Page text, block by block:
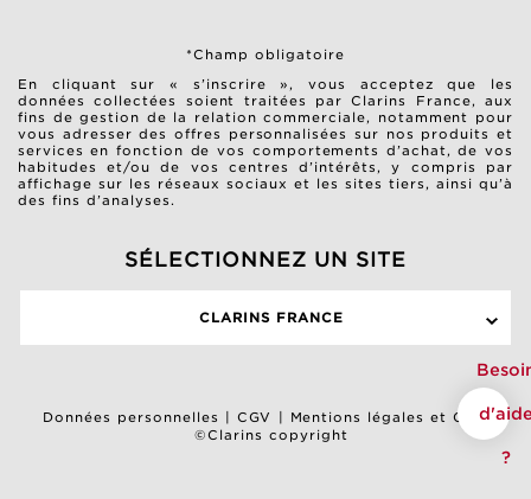
*Champ obligatoire
En cliquant sur « s’inscrire », vous acceptez que les
données collectées soient traitées par Clarins France, aux
fins de gestion de la relation commerciale, notamment pour
vous adresser des offres personnalisées sur nos produits et
services en fonction de vos comportements d’achat, de vos
habitudes et/ou de vos centres d’intérêts, y compris par
affichage sur les réseaux sociaux et les sites tiers, ainsi qu’à
des fins d’analyses.
SÉLECTIONNEZ UN SITE
CLARINS FRANCE
Données personnelles CGV
Mentions légales et CGU
©Clarins copyright
?